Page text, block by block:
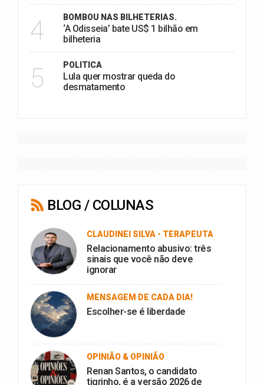
4 BOMBOU NAS BILHETERIAS.
‘A Odisseia’ bate US$ 1 bilhão em
bilheteria
5 POLITICA
Lula quer mostrar queda do
desmatamento
BLOG / COLUNAS
CLAUDINEI SILVA - TERAPEUTA
Relacionamento abusivo: três
sinais que você não deve
ignorar
MENSAGEM DE CADA DIA!
Escolher-se é liberdade
OPINIÃO & OPINIÃO
Renan Santos, o candidato
tigrinho, é a versão 2026 de